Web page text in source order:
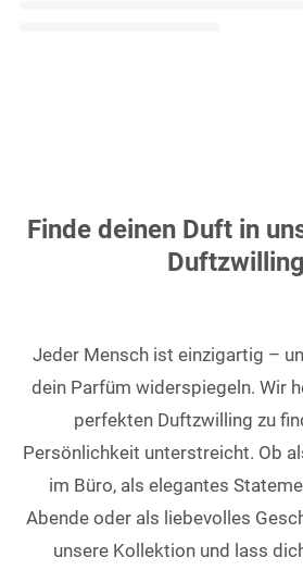
Finde deinen Duft in
Jeder Mensch ist einzigartig –
dein Parfüm widerspiegeln. Wir
perfekten Duftzwilling zu
Persönlichkeit unterstreicht. Ob
im Büro, als elegantes
Abende oder als liebevolles
unsere Kollektion und lass